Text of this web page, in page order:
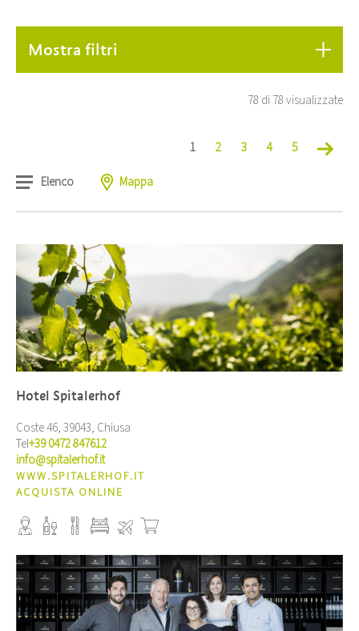
Mostra filtri
78 di 78 visualizzate
Elenco Mappa
1 2 3 4 5
Hotel Spitalerhof
Coste 46, 39043, Chiusa
Tel+39 0472 847612
info@spitalerhof.it
WWW.SPITALERHOF.IT
ACQUISTA ONLINE